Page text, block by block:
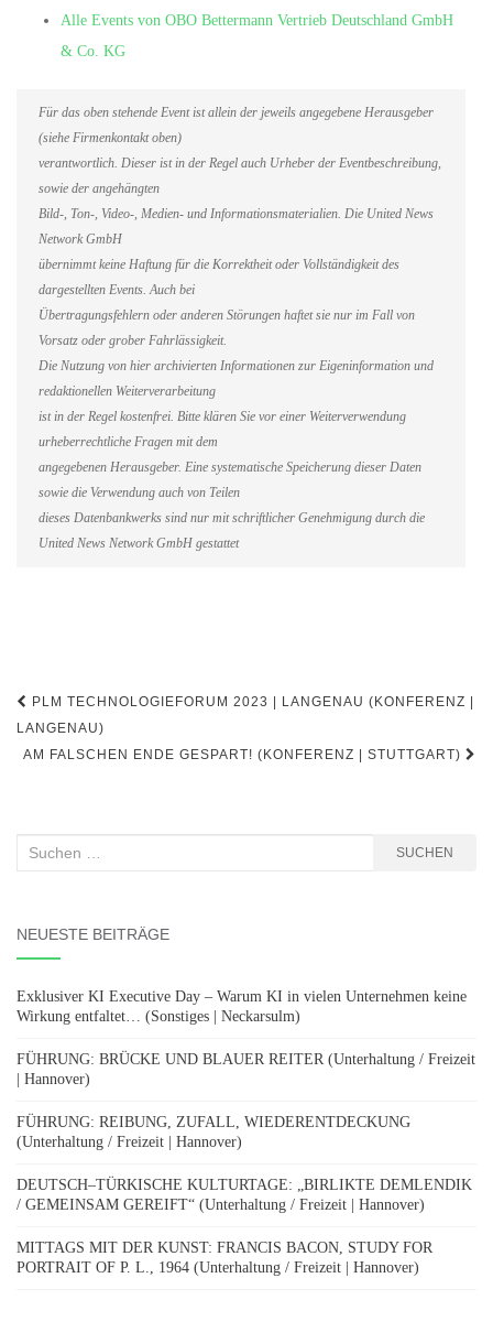
Alle Events von OBO Bettermann Vertrieb Deutschland GmbH
& Co. KG
Für das oben stehende Event ist allein der jeweils angegebene Herausgeber
(siehe Firmenkontakt oben)
verantwortlich. Dieser ist in der Regel auch Urheber der Eventbeschreibung,
sowie der angehängten
Bild-, Ton-, Video-, Medien- und Informationsmaterialien. Die United News
Network GmbH
übernimmt keine Haftung für die Korrektheit oder Vollständigkeit des
dargestellten Events. Auch bei
Übertragungsfehlern oder anderen Störungen haftet sie nur im Fall von
Vorsatz oder grober Fahrlässigkeit.
Die Nutzung von hier archivierten Informationen zur Eigeninformation und
redaktionellen Weiterverarbeitung
ist in der Regel kostenfrei. Bitte klären Sie vor einer Weiterverwendung
urheberrechtliche Fragen mit dem
angegebenen Herausgeber. Eine systematische Speicherung dieser Daten
sowie die Verwendung auch von Teilen
dieses Datenbankwerks sind nur mit schriftlicher Genehmigung durch die
United News Network GmbH gestattet
Beitragsnavigation
PLM TECHNOLOGIEFORUM 2023 | LANGENAU (KONFERENZ |
LANGENAU)
AM FALSCHEN ENDE GESPART! (KONFERENZ | STUTTGART)
Suchen
SUCHEN
NEUESTE BEITRÄGE
Exklusiver KI Executive Day – Warum KI in vielen Unternehmen keine
Wirkung entfaltet… (Sonstiges | Neckarsulm)
FÜHRUNG: BRÜCKE UND BLAUER REITER (Unterhaltung / Freizeit
| Hannover)
FÜHRUNG: REIBUNG, ZUFALL, WIEDERENTDECKUNG
(Unterhaltung / Freizeit | Hannover)
DEUTSCH–TÜRKISCHE KULTURTAGE: „BIRLIKTE DEMLENDIK
/ GEMEINSAM GEREIFT“ (Unterhaltung / Freizeit | Hannover)
MITTAGS MIT DER KUNST: FRANCIS BACON, STUDY FOR
PORTRAIT OF P. L., 1964 (Unterhaltung / Freizeit | Hannover)